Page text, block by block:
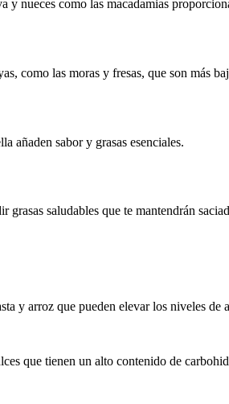
y nueces como las macadamias
como las moras y fresas, que son más
añaden sabor y grasas esenciales.
grasas saludables que te mantendrán
y arroz que pueden elevar los niveles de
que tienen un alto contenido de